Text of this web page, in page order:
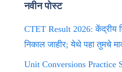
नवीन पोस्ट
CTET Result 2026: केंद्रीय
निकाल जाहीर; येथे पहा तुमचे
Unit Conversions Practice